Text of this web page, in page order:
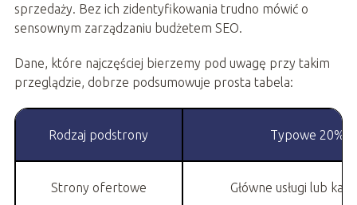
sprzedaży. Bez ich zidentyfikowania trudno mówić o
sensownym zarządzaniu budżetem SEO.
Dane, które najczęściej bierzemy pod uwagę przy takim
przeglądzie, dobrze podsumowuje prosta tabela:
Rodzaj podstrony Typowe 20%
Strony ofertowe Główne usługi lub